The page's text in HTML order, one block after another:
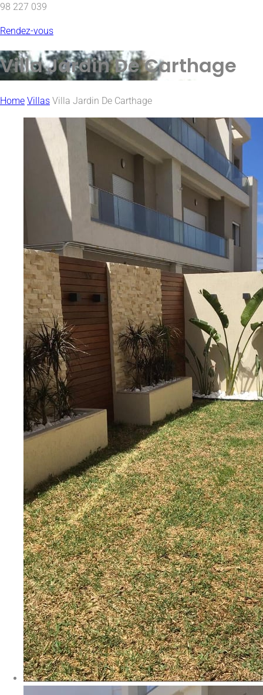
98 227 039
Rendez-vous
Villa Jardin De Carthage
Home Villas Villa Jardin De Carthage